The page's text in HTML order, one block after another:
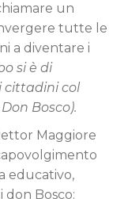
un
tutte le
a diventare i
si è di
cittadini col
Bosco).
Maggiore
educativo,
don Bosco: